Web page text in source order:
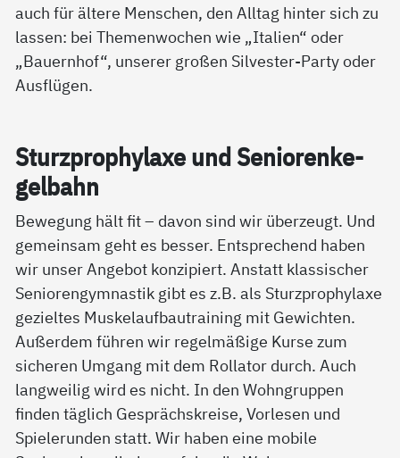
auch für ältere Menschen, den Alltag hinter sich zu
lassen: bei Themenwochen wie „Italien“ oder
„Bauernhof“, unserer großen Silvester-Party oder
Ausflügen.
Sturz­pro­phy­la­xe und Se­nio­ren­ke­
gel­bahn
Bewegung hält fit – davon sind wir überzeugt. Und
gemeinsam geht es besser. Entsprechend haben
wir unser Angebot konzipiert. Anstatt klassischer
Seniorengymnastik gibt es z.B. als Sturzprophylaxe
gezieltes Muskelaufbautraining mit Gewichten.
Außerdem führen wir regelmäßige Kurse zum
sicheren Umgang mit dem Rollator durch. Auch
langweilig wird es nicht. In den Wohngruppen
finden täglich Gesprächskreise, Vorlesen und
Spielerunden statt. Wir haben eine mobile